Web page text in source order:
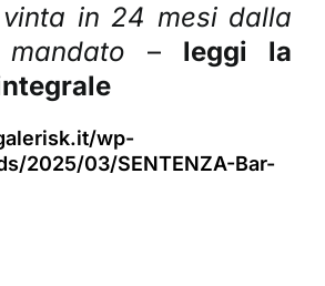
vinta in 24 mesi dalla
– leggi la
wp-
2025/03/SENTENZA-Bar-